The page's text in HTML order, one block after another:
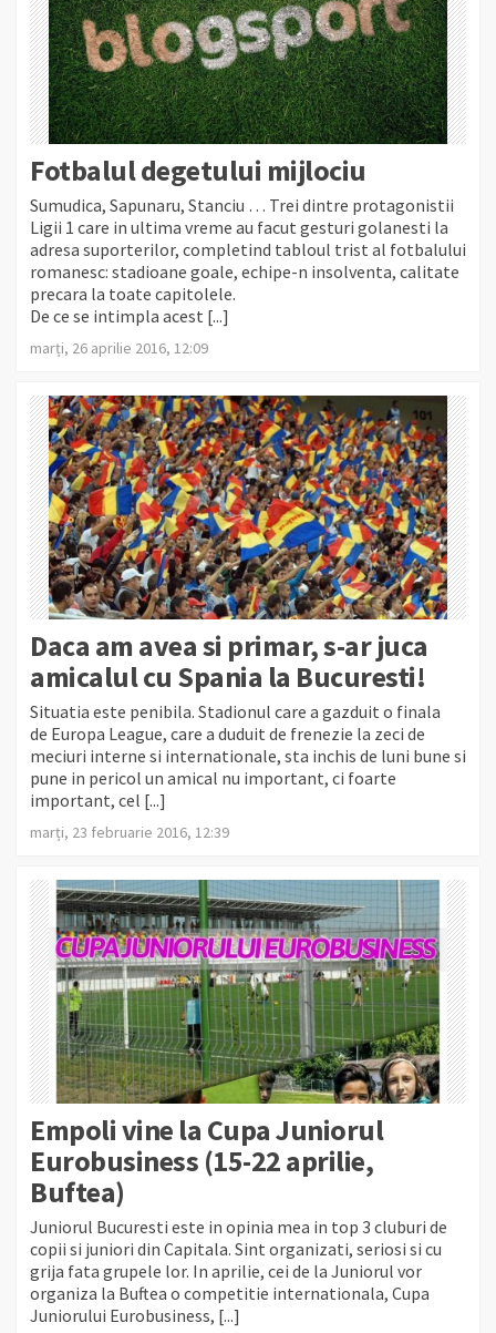
Fotbalul degetului mijlociu
Sumudica, Sapunaru, Stanciu … Trei dintre protagonistii
Ligii 1 care in ultima vreme au facut gesturi golanesti la
adresa suporterilor, completind tabloul trist al fotbalului
romanesc: stadioane goale, echipe-n insolventa, calitate
precara la toate capitolele.
De ce se intimpla acest [...]
marți, 26 aprilie 2016, 12:09
Daca am avea si primar, s-ar juca
amicalul cu Spania la Bucuresti!
Situatia este penibila. Stadionul care a gazduit o finala
de Europa League, care a duduit de frenezie la zeci de
meciuri interne si internationale, sta inchis de luni bune si
pune in pericol un amical nu important, ci foarte
important, cel [...]
marți, 23 februarie 2016, 12:39
Empoli vine la Cupa Juniorul
Eurobusiness (15-22 aprilie,
Buftea)
Juniorul Bucuresti este in opinia mea in top 3 cluburi de
copii si juniori din Capitala. Sint organizati, seriosi si cu
grija fata grupele lor. In aprilie, cei de la Juniorul vor
organiza la Buftea o competitie internationala, Cupa
Juniorului Eurobusiness, [...]